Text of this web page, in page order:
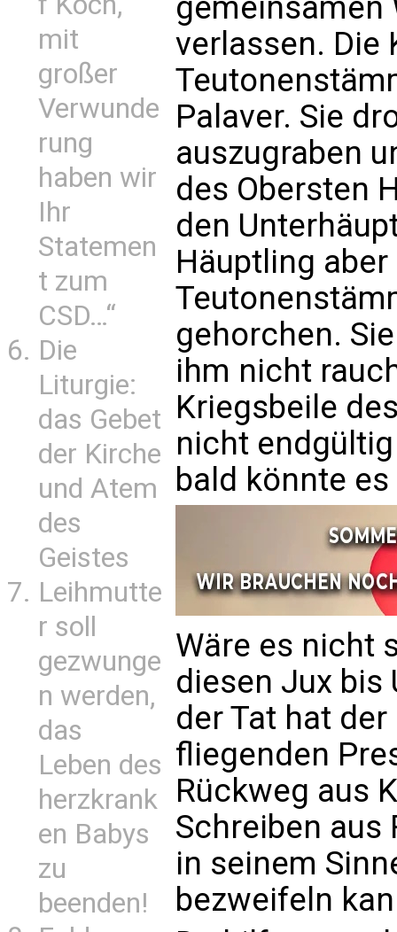
mit
großer
Verwunde
rung
haben wir
Ihr
Statemen
t zum
CSD…“
Die
Liturgie:
das Gebet
der Kirche
und Atem
des
Geistes
Leihmutte
r soll
gezwunge
n werden,
das
Leben des
herzkrank
en Babys
zu
beenden!
verlassen. Die
Palaver. Sie
auszugraben
des Obersten
den
Häuptling
gehorchen.
ihm nicht
Kriegsbeile
nicht
bald könnte
Wäre es nicht
diesen Jux bis
der Tat hat
fliegenden
Rückweg aus
Schreiben aus
in seinem
bezweifeln